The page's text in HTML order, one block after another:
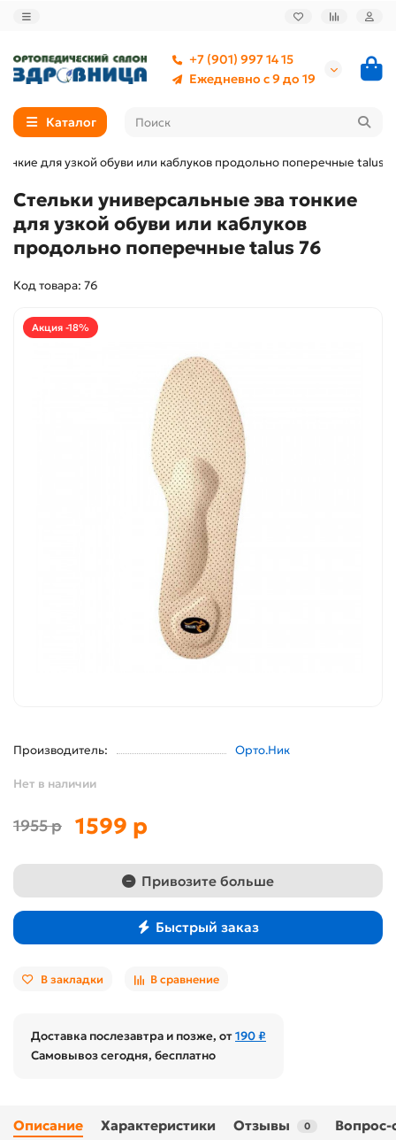
+7 (901) 997 14 15
Ежедневно с 9 до 19
Каталог
для узкой обуви или каблуков продольно поперечные talus
Стельки универсальные эва тонкие
для узкой обуви или каблуков
продольно поперечные talus 76
Код товара: 76
Акция -18%
Производитель: Орто.Ник
Нет в наличии
1955 р 1599 р
Привозите больше
Быстрый заказ
В закладки В сравнение
Доставка послезавтра и позже, от190 ₽
Самовывоз сегодня, бесплатно
Описание Характеристики Отзывы 0 Вопрос-